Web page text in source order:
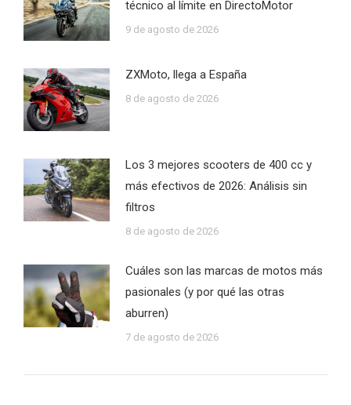
técnico al límite en DirectoMotor
9 de agosto de 2026
ZXMoto, llega a España
8 de agosto de 2026
Los 3 mejores scooters de 400 cc y
más efectivos de 2026: Análisis sin
filtros
8 de agosto de 2026
Cuáles son las marcas de motos más
pasionales (y por qué las otras
aburren)
7 de agosto de 2026